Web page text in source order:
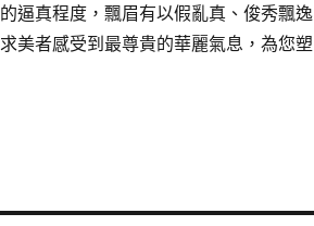
逼真程度，飄眉有以假亂真、俊秀飄逸
美者感受到最尊貴的華麗氣息，為您塑